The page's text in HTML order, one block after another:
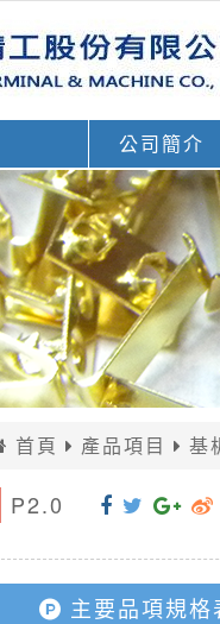
公司簡介
首頁 產品項目 基
P2.0
主要品項規格